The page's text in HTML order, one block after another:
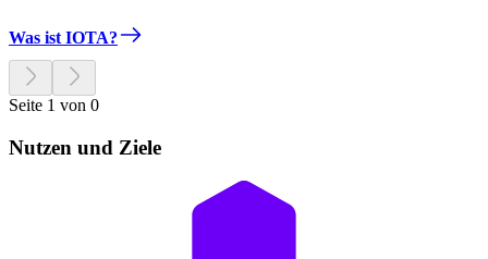
Was ist IOTA?
Seite 1 von 0
Nutzen und Ziele